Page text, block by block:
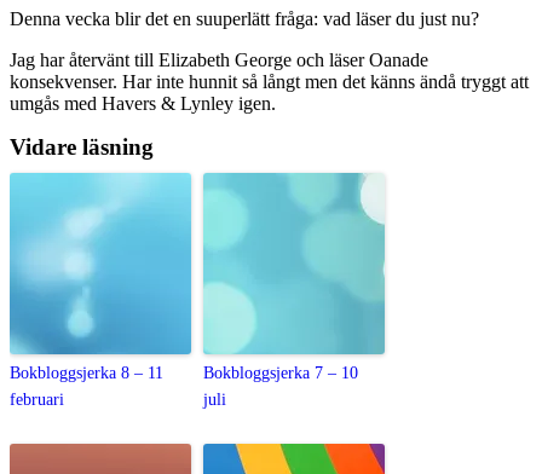
Denna vecka blir det en suuperlätt fråga: vad läser du just nu?
Jag har återvänt till Elizabeth George och läser Oanade
konsekvenser. Har inte hunnit så långt men det känns ändå tryggt att
umgås med Havers & Lynley igen.
Vidare läsning
Bokbloggsjerka 8 – 11
februari
Bokbloggsjerka 7 – 10
juli